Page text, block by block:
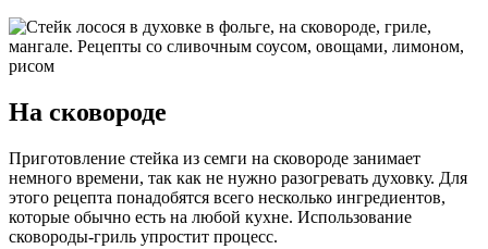
На сковороде
Приготовление стейка из семги на сковороде занимает
немного времени, так как не нужно разогревать духовку. Для
этого рецепта понадобятся всего несколько ингредиентов,
которые обычно есть на любой кухне. Использование
сковороды-гриль упростит процесс.